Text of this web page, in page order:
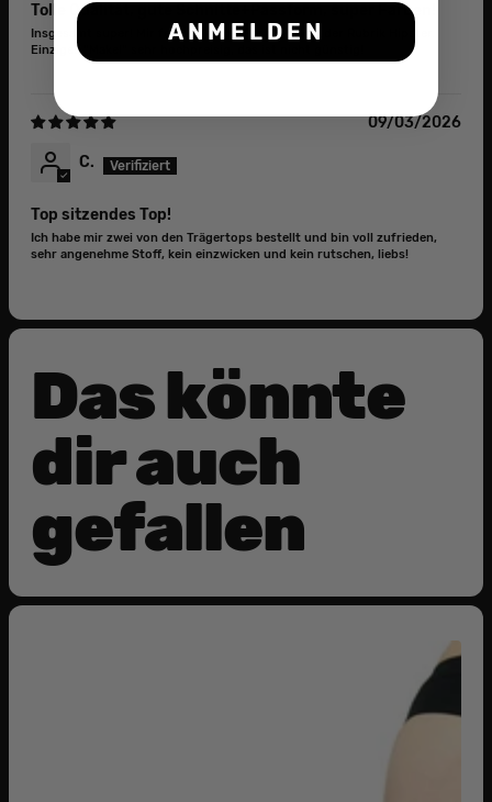
Tolle Qualität, gute Schnitte+Passform, super Farben!
Insgesamt super! Mir fehlt noch die Farbe Pink in der Rubrik Hipster.
Einziges "Makel" sehr hochpreisig, das ist nicht günstig!
09/03/2026
C.
Top sitzendes Top!
Ich habe mir zwei von den Trägertops bestellt und bin voll zufrieden,
sehr angenehme Stoff, kein einzwicken und kein rutschen, liebs!
Das könnte
dir auch
gefallen
ANMELDEN